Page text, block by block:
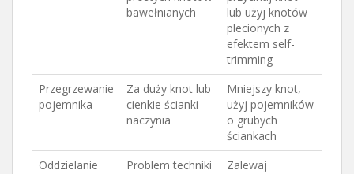
bawełnianych
lub użyj knotów
plecionych z
efektem self-
trimming
Przegrzewanie
pojemnika
Za duży knot lub
cienkie ścianki
naczynia
Mniejszy knot,
użyj pojemników
o grubych
ściankach
Oddzielanie
Problem techniki
Zalewaj